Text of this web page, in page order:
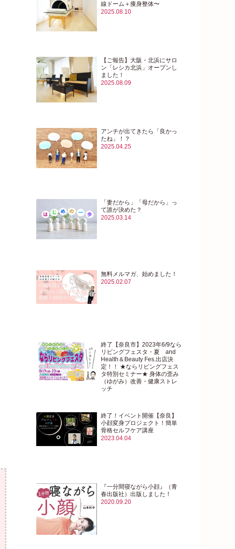
線ドーム＋痩身整体〜
2025.08.10
【ご報告】大阪・北浜にサロ
ン「レシカ北浜」オープンし
ました！
2025.08.09
アンチが出てきたら「良かっ
たね」！？
2025.04.25
「妻だから」「母だから」っ
て誰が決めた？
2025.03.14
無料メルマガ、始めました！
2025.02.07
終了【奈良市】2023年6/9なら
リビングフェスタ・夏 and
Health＆Beauty Fes.出店決
定！！ ★ならリビングフェス
タ特別セミナー★ 身体の歪み
（ゆがみ）改善・健康ストレ
ッチ
終了！イベント開催【奈良】
小顔変身プロジェクト！簡単
骨格セルフケア講座
2023.04.04
『一分間寝ながら小顔』（青
春出版社）出版しました！
2020.09.20